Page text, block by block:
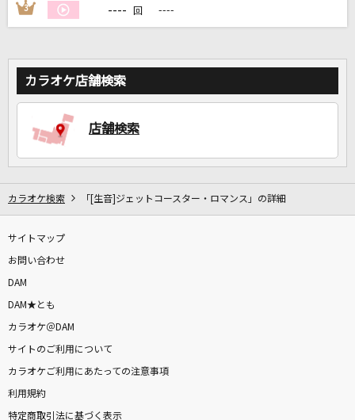
3 ---- 回 ----
カラオケ店舗検索
店舗検索
カラオケ検索 「[生音]ジェットコースター・ロマンス」の詳細
サイトマップ
お問い合わせ
DAM
DAM★とも
カラオケ＠DAM
サイトのご利用について
カラオケご利用にあたっての注意事項
利用規約
特定商取引法に基づく表示